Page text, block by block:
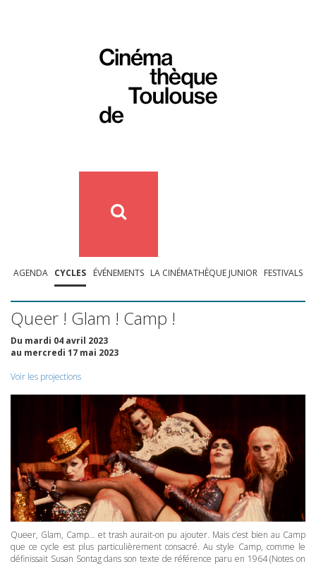
AGENDA CYCLES ÉVÉNEMENTS LA CINÉMATHÈQUE JUNIOR FESTIVALS
Queer ! Glam ! Camp !
Du mardi 04 avril 2023
au mercredi 17 mai 2023
Voir les projections
Queer, Glam, Camp… et trash aurait-on pu ajouter. Mais c’est bien au Camp
que ce cycle est plus particulièrement consacré. Au style Camp, comme le
définissait Susan Sontag dans son texte de référence paru en 1964 (Notes on